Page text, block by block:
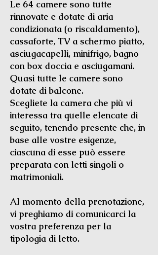
Le 64 camere sono tutte
rinnovate e dotate di aria
condizionata (o riscaldamento),
cassaforte, TV a schermo piatto,
asciugacapelli, minifrigo, bagno
con box doccia e asciugamani.
Quasi tutte le camere sono
dotate di balcone.
Scegliete la camera che più vi
interessa tra quelle elencate di
seguito, tenendo presente che, in
base alle vostre esigenze,
ciascuna di esse può essere
preparata con letti singoli o
matrimoniali.
Al momento della prenotazione,
vi preghiamo di comunicarci la
vostra preferenza per la
tipologia di letto.